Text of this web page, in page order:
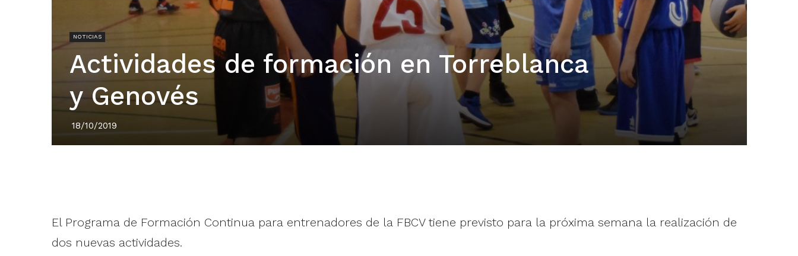
NOTICIAS
Actividades de formación en Torreblanca
y Genovés
18/10/2019
El Programa de Formación Continua para entrenadores de la FBCV tiene previsto para la próxima semana la realización de
dos nuevas actividades.